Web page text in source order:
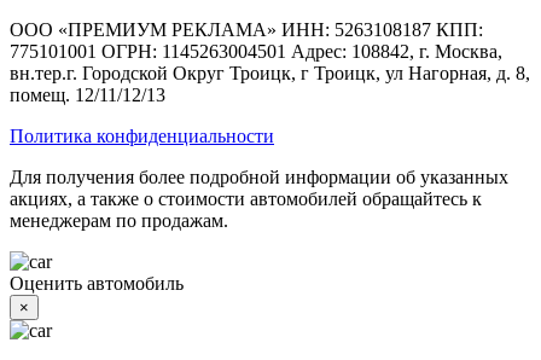
ООО «ПРЕМИУМ РЕКЛАМА» ИНН: 5263108187 КПП:
775101001 ОГРН: 1145263004501 Адрес: 108842, г. Москва,
вн.тер.г. Городской Округ Троицк, г Троицк, ул Нагорная, д. 8,
помещ. 12/11/12/13
Политика конфиденциальности
Для получения более подробной информации об указанных
акциях, а также о стоимости автомобилей обращайтесь к
менеджерам по продажам.
Оценить автомобиль
×